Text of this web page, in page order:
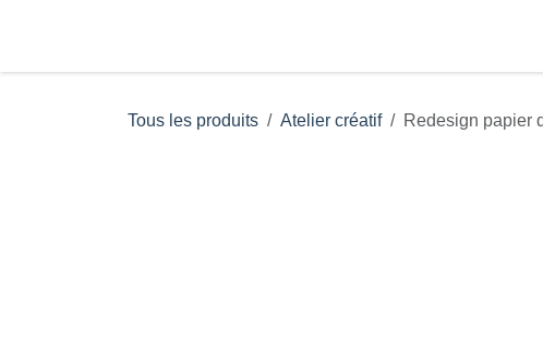
Tous les produits Atelier créatif Redesign papier